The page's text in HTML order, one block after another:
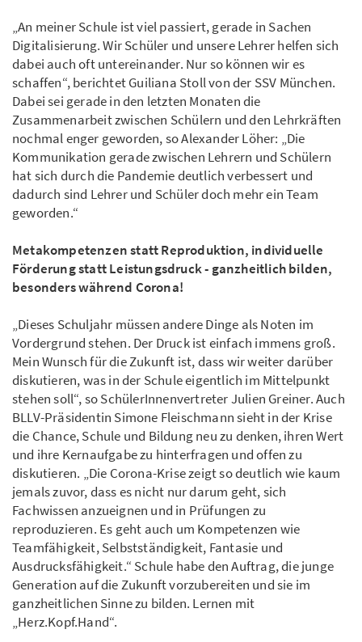
„An meiner Schule ist viel passiert, gerade in Sachen
Digitalisierung. Wir Schüler und unsere Lehrer helfen sich
dabei auch oft untereinander. Nur so können wir es
schaffen“, berichtet Guiliana Stoll von der SSV München.
Dabei sei gerade in den letzten Monaten die
Zusammenarbeit zwischen Schülern und den Lehrkräften
nochmal enger geworden, so Alexander Löher: „Die
Kommunikation gerade zwischen Lehrern und Schülern
hat sich durch die Pandemie deutlich verbessert und
dadurch sind Lehrer und Schüler doch mehr ein Team
geworden.“
Metakompetenzen statt Reproduktion, individuelle
Förderung statt Leistungsdruck - ganzheitlich bilden,
besonders während Corona!
„Dieses Schuljahr müssen andere Dinge als Noten im
Vordergrund stehen. Der Druck ist einfach immens groß.
Mein Wunsch für die Zukunft ist, dass wir weiter darüber
diskutieren, was in der Schule eigentlich im Mittelpunkt
stehen soll“, so SchülerInnenvertreter Julien Greiner. Auch
BLLV-Präsidentin Simone Fleischmann sieht in der Krise
die Chance, Schule und Bildung neu zu denken, ihren Wert
und ihre Kernaufgabe zu hinterfragen und offen zu
diskutieren. „Die Corona-Krise zeigt so deutlich wie kaum
jemals zuvor, dass es nicht nur darum geht, sich
Fachwissen anzueignen und in Prüfungen zu
reproduzieren. Es geht auch um Kompetenzen wie
Teamfähigkeit, Selbstständigkeit, Fantasie und
Ausdrucksfähigkeit.“ Schule habe den Auftrag, die junge
Generation auf die Zukunft vorzubereiten und sie im
ganzheitlichen Sinne zu bilden. Lernen mit
„Herz.Kopf.Hand“.